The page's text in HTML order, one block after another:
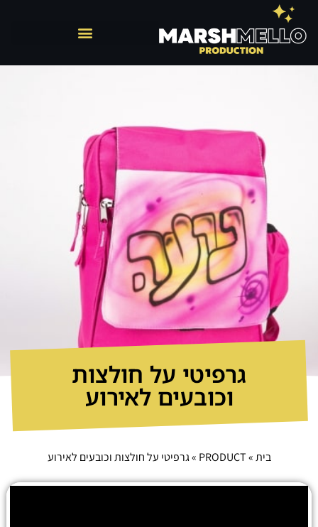
גרפיטי על חולצות
וכובעים לאירוע
בית»
PRODUCT
»גרפיטי על חולצות וכובעים לאירוע